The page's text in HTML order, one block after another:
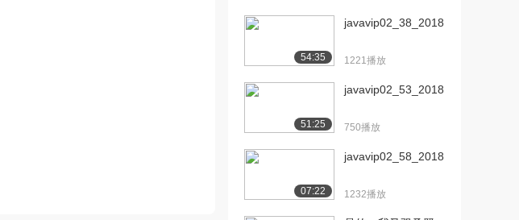
54:35
javavip02_38_2018...
1221播放
51:25
javavip02_53_2018...
750播放
07:22
javavip02_58_2018...
1232播放